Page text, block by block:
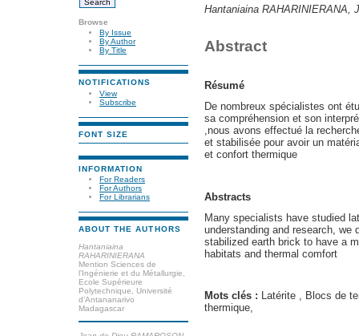
Browse
By Issue
By Author
By Title
NOTIFICATIONS
View
Subscribe
FONT SIZE
INFORMATION
For Readers
For Authors
For Librarians
ABOUT THE AUTHORS
Hantaniaina
RAHARINIERANA
Mention Sciences de
l’Ingénierie et du Métallurgie,
Ecole Supérieure
Polytechnique, Université
d’Antananarivo
Madagascar
Hantaniaina RAHARINIERANA,
Abstract
Résumé
De nombreux spécialistes ont
sa compréhension et son
,nous avons effectué la
et stabilisée pour avoir un
et confort thermique
Abstracts
Many specialists have studied
understanding and research, we
stabilized earth brick to have a
habitats and thermal comfort
Mots clés : Latérite , Blocs de
thermique,